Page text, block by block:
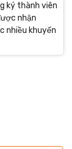
ký thành viên
nhận
nhiều khuyến